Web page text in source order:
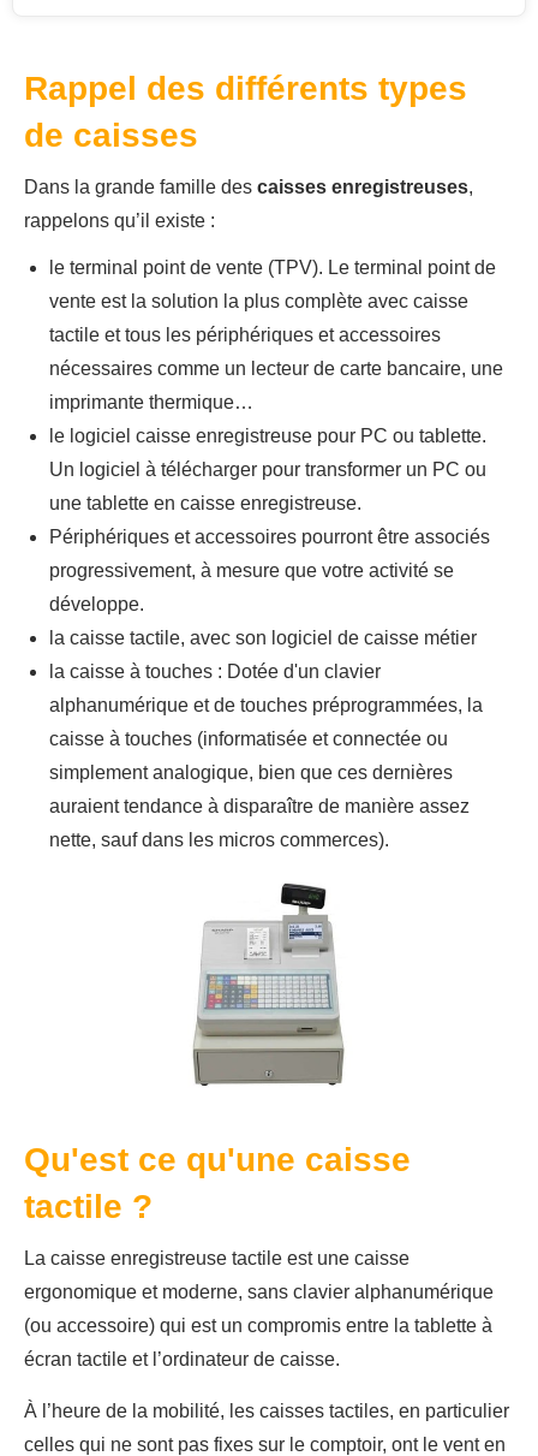
Rappel des différents types
de caisses
Dans la grande famille des caisses enregistreuses,
rappelons qu’il existe :
le terminal point de vente (TPV). Le terminal point de
vente est la solution la plus complète avec caisse
tactile et tous les périphériques et accessoires
nécessaires comme un lecteur de carte bancaire, une
imprimante thermique…
le logiciel caisse enregistreuse pour PC ou tablette.
Un logiciel à télécharger pour transformer un PC ou
une tablette en caisse enregistreuse.
Périphériques et accessoires pourront être associés
progressivement, à mesure que votre activité se
développe.
la caisse tactile, avec son logiciel de caisse métier
la caisse à touches : Dotée d'un clavier
alphanumérique et de touches préprogrammées, la
caisse à touches (informatisée et connectée ou
simplement analogique, bien que ces dernières
auraient tendance à disparaître de manière assez
nette, sauf dans les micros commerces).
Qu'est ce qu'une caisse
tactile ?
La caisse enregistreuse tactile est une caisse
ergonomique et moderne, sans clavier alphanumérique
(ou accessoire) qui est un compromis entre la tablette à
écran tactile et l’ordinateur de caisse.
À l’heure de la mobilité, les caisses tactiles, en particulier
celles qui ne sont pas fixes sur le comptoir, ont le vent en